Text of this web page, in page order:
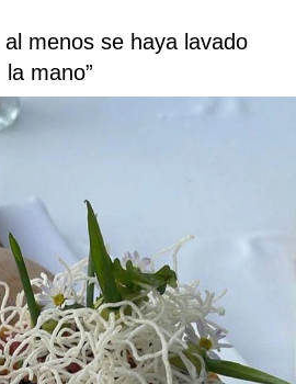
menos se haya lavado
la mano”